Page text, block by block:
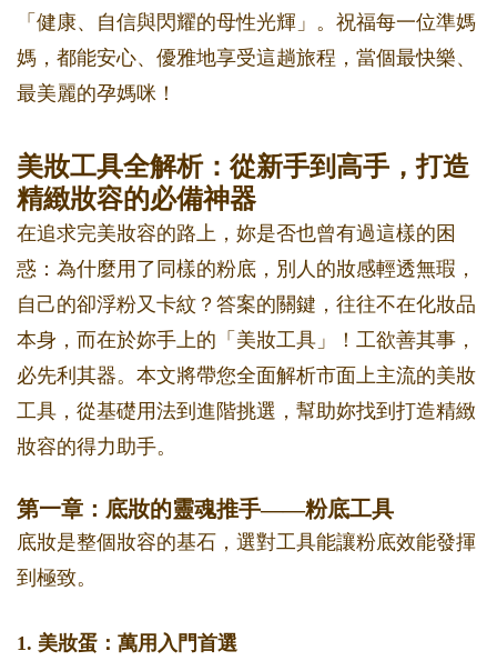
「健康、自信與閃耀的母性光輝」。祝福每一位準媽
媽，都能安心、優雅地享受這趟旅程，當個最快樂、
最美麗的孕媽咪！
美妝工具全解析：從新手到高手，打造
精緻妝容的必備神器
在追求完美妝容的路上，妳是否也曾有過這樣的困
惑：為什麼用了同樣的粉底，別人的妝感輕透無瑕，
自己的卻浮粉又卡紋？答案的關鍵，往往不在化妝品
本身，而在於妳手上的「美妝工具」！工欲善其事，
必先利其器。本文將帶您全面解析市面上主流的美妝
工具，從基礎用法到進階挑選，幫助妳找到打造精緻
妝容的得力助手。
第一章：底妝的靈魂推手——粉底工具
底妝是整個妝容的基石，選對工具能讓粉底效能發揮
到極致。
1. 美妝蛋：萬用入門首選